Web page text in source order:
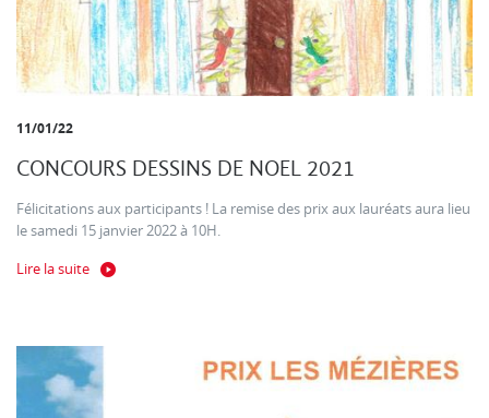
11/01/22
CONCOURS DESSINS DE NOEL 2021
Félicitations aux participants ! La remise des prix aux lauréats aura lieu
le samedi 15 janvier 2022 à 10H.
Lire la suite